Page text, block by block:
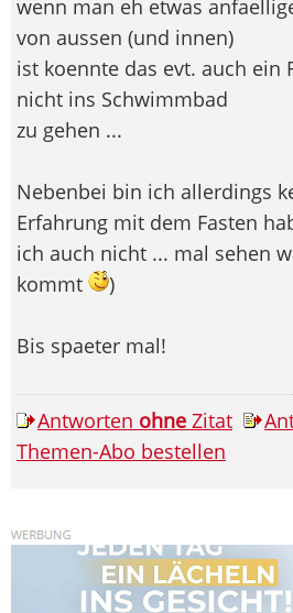
wenn man eh etwas
von aussen (und innen)
ist koennte das evt. auch ein
nicht ins Schwimmbad
zu gehen ...
Nebenbei bin ich allerdings
Erfahrung mit dem Fasten
ich auch nicht ... mal sehen
kommt
)
Bis spaeter mal!
Antworten ohne Zitat
Themen-Abo bestellen